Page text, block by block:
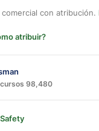
con atribución.
atribuir?
98,480